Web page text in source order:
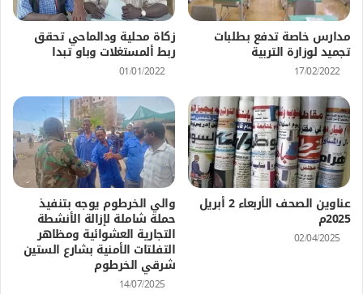
مدارس خاصة تدفع بطلبات
تجميد لوزارة التربية
17/02/2022
زكاة محلية ودالماحي تحقق
ربط ألمستغلات وباو تبدا
01/01/2022
عناوين الصحف الأربعاء 2 أبريل
2025م
02/04/2025
والي الخرطوم يوجه بتنفيذ
حملة شاملة لإزالة الأنشطة
التجارية العشوائية ومظاهر
التفلتات الأمنية بشارع الستين
شرقي الخرطوم
14/07/2025